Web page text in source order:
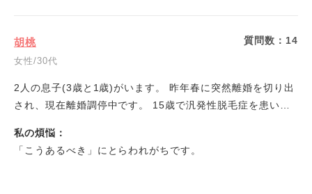
胡桃
女性/30代
質問数： 14
2人の息子(3歳と1歳)がいます。 昨年春に突然離婚を切り出
され、現在離婚調停中です。 15歳で汎発性脱毛症を患い、
います。
私の煩悩：
「こうあるべき」にとらわれがちです。